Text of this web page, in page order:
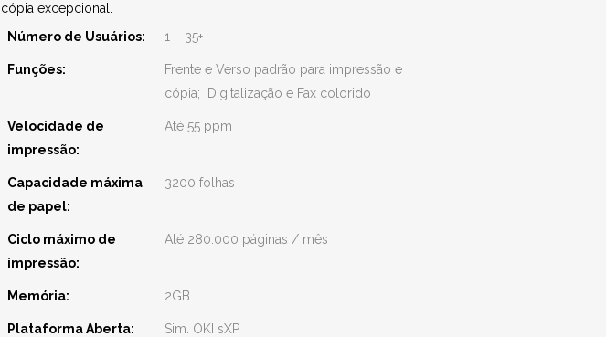
cópia excepcional.
Número de Usuários:
1 – 35+
Funções:
Frente e Verso padrão para impressão e
cópia; Digitalização e Fax colorido
Velocidade de
impressão:
Até 55 ppm
Capacidade máxima
de papel:
3200 folhas
Ciclo máximo de
impressão:
Até 280.000 páginas / mês
Memória: 2GB
Plataforma Aberta: Sim. OKI sXP